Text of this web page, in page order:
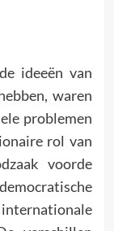
ideeën van
waren
problemen
rol van
voorde